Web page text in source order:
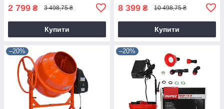
2 799 ₴ 3 498,75 ₴
Купити
8 399 ₴ 10 498,75 ₴
Купити
–20% –20%